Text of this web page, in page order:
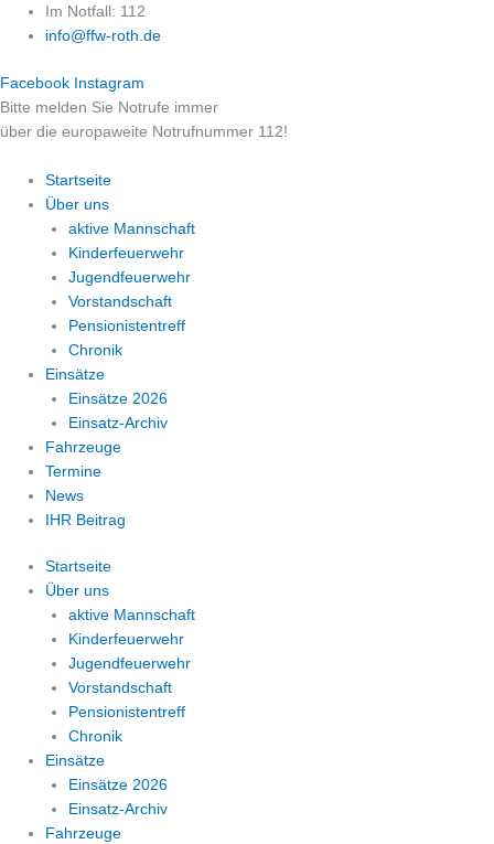
Zum
Inhalt
Im Notfall: 112
info@ffw-roth.de
Facebook Instagram
Bitte melden Sie Notrufe immer
über die europaweite Notrufnummer 112!
Startseite
Über uns
aktive Mannschaft
Kinderfeuerwehr
Jugendfeuerwehr
Vorstandschaft
Pensionistentreff
Chronik
Einsätze
Einsätze 2026
Einsatz-Archiv
Fahrzeuge
Termine
News
IHR Beitrag
Startseite
Über uns
aktive Mannschaft
Kinderfeuerwehr
Jugendfeuerwehr
Vorstandschaft
Pensionistentreff
Chronik
Einsätze
Einsätze 2026
Einsatz-Archiv
Fahrzeuge